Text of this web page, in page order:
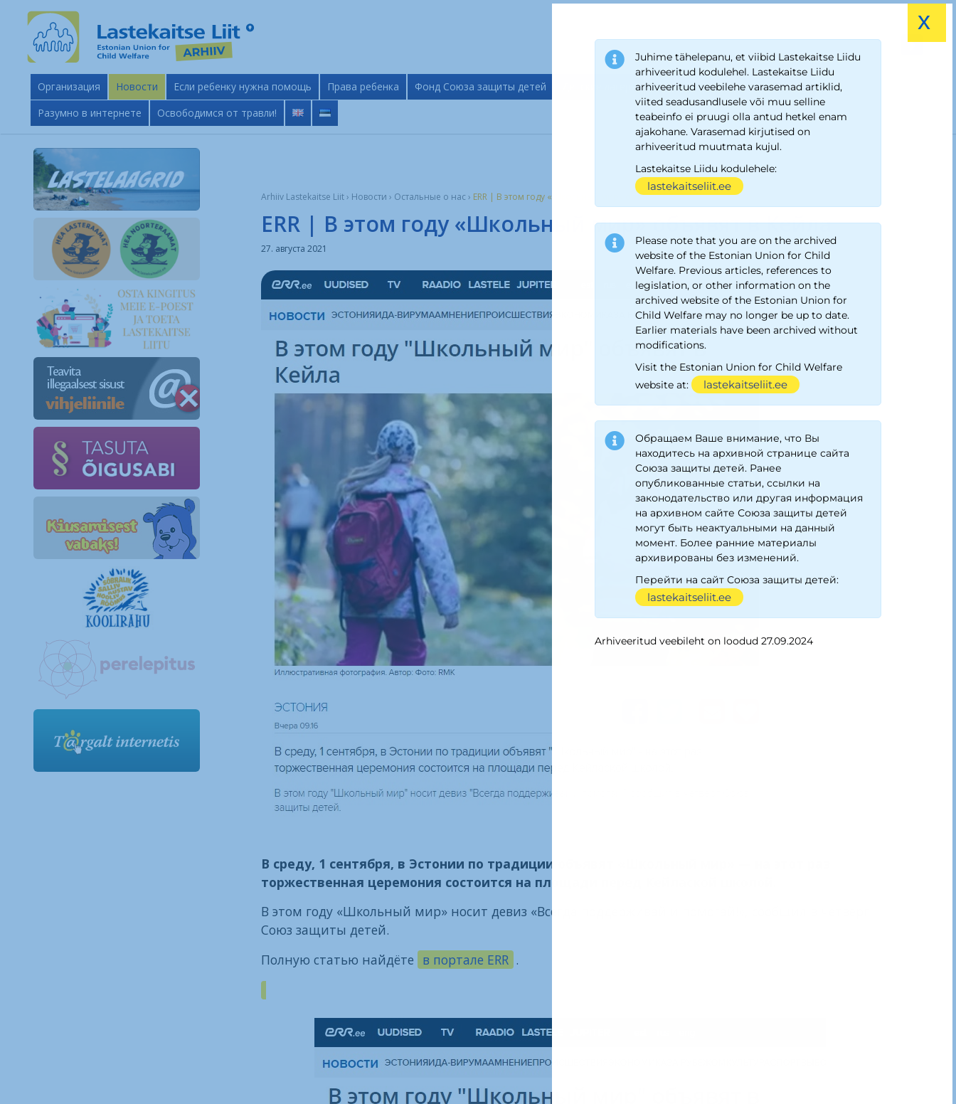
Oрганизация Новости Если ребенку нужна помощь Права ребенка Фонд Союза защиты детей Детские лагеря
Компьютер каждому школьнику
Разумно в интернете
Освободимся от травли!
Arhiiv Lastekaitse Liit› Новости › Остальные о нас › ERR | В этом году «Школьный мир» объявят в Кейла
ERR | В этом году «Школьный мир» объявят в Кейла
27. августа 2021
В среду, 1 сентября, в Эстонии по традиции объявят «Школьный мир» — на этот раз
торжественная церемония состоится на площади перед Кейлаской школой.
В этом году «Школьный мир» носит девиз «Всегда поддерживай и помогай!», сообщил в четверг
Союз защиты детей.
Полную статью найдёте в портале ERR .
x
Juhime tähelepanu, et viibid Lastekaitse Liidu
arhiveeritud kodulehel. Lastekaitse Liidu
arhiveeritud veebilehe varasemad artiklid,
viited seadusandlusele või muu selline
teabeinfo ei pruugi olla antud hetkel enam
ajakohane. Varasemad kirjutised on
arhiveeritud muutmata kujul.
Lastekaitse Liidu kodulehele:
lastekaitseliit.ee
Please note that you are on the archived
website of the Estonian Union for Child
Welfare. Previous articles, references to
legislation, or other information on the
archived website of the Estonian Union for
Child Welfare may no longer be up to date.
Earlier materials have been archived without
modifications.
Visit the Estonian Union for Child Welfare
website at:
lastekaitseliit.ee
Обращаем Ваше внимание, что Вы
находитесь на архивной странице сайта
Союза защиты детей. Ранее
опубликованные статьи, ссылки на
законодательство или другая информация
на архивном сайте Союза защиты детей
могут быть неактуальными на данный
момент. Более ранние материалы
архивированы без изменений.
Перейти на сайт Союза защиты детей:
lastekaitseliit.ee
Arhiveeritud veebileht on loodud 27.09.2024